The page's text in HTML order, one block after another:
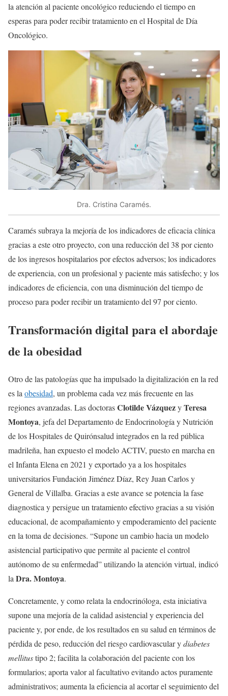
la atención al paciente oncológico reduciendo el tiempo en
esperas para poder recibir tratamiento en el Hospital de Día
Oncológico.
Dra. Cristina Caramés.
Caramés subraya la mejoría de los indicadores de eficacia clínica
gracias a este otro proyecto, con una reducción del 38 por ciento
de los ingresos hospitalarios por efectos adversos; los indicadores
de experiencia, con un profesional y paciente más satisfecho; y los
indicadores de eficiencia, con una disminución del tiempo de
proceso para poder recibir un tratamiento del 97 por ciento.
Transformación digital para el abordaje
de la obesidad
Otro de las patologías que ha impulsado la digitalización en la red
es la obesidad, un problema cada vez más frecuente en las
regiones avanzadas. Las doctorasClotilde VázquezyTeresa
Montoya, jefa del Departamento de Endocrinología y Nutrición
de los Hospitales de Quirónsalud integrados en la red pública
madrileña, han expuesto el modelo ACTIV, puesto en marcha en
el Infanta Elena en 2021 y exportado ya a los hospitales
universitarios Fundación Jiménez Díaz, Rey Juan Carlos y
General de Villalba. Gracias a este avance se potencia la fase
diagnostica y persigue un tratamiento efectivo gracias a su visión
educacional, de acompañamiento y empoderamiento del paciente
en la toma de decisiones. “Supone un cambio hacia un modelo
asistencial participativo que permite al paciente el control
autónomo de su enfermedad” utilizando la atención virtual, indicó
la Dra. Montoya.
Concretamente, y como relata la endocrinóloga, esta iniciativa
supone una mejoría de la calidad asistencial y experiencia del
paciente y, por ende, de los resultados en su salud en términos de
pérdida de peso, reducción del riesgo cardiovascular ydiabetes
mellitustipo 2; facilita la colaboración del paciente con los
formularios; aporta valor al facultativo evitando actos puramente
administrativos; aumenta la eficiencia al acortar el seguimiento del